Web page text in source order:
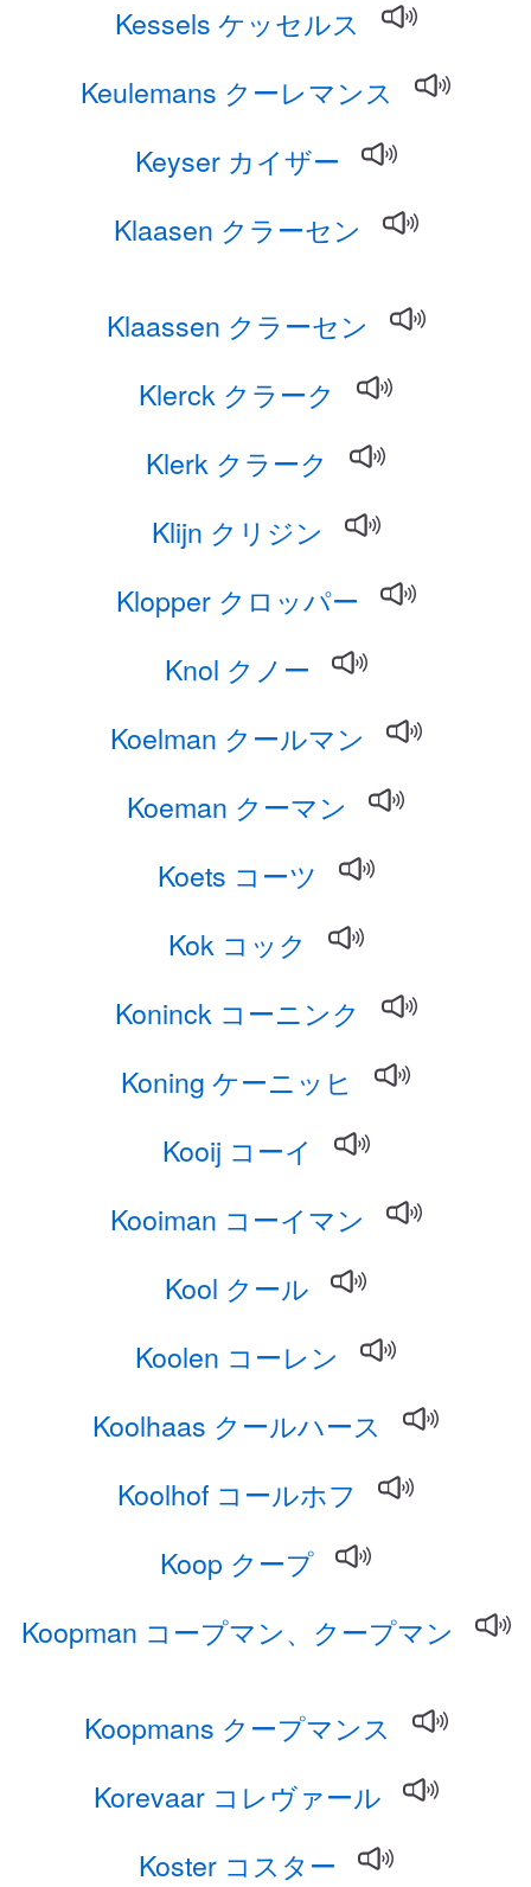
Kessels ケッセルス
Keulemans クーレマンス
Keyser カイザー
Klaasen クラーセン
Klaassen クラーセン
Klerck クラーク
Klerk クラーク
Klijn クリジン
Klopper クロッパー
Knol クノー
Koelman クールマン
Koeman クーマン
Koets コーツ
Kok コック
Koninck コーニンク
Koning ケーニッヒ
Kooij コーイ
Kooiman コーイマン
Kool クール
Koolen コーレン
Koolhaas クールハース
Koolhof コールホフ
Koop クープ
Koopman コープマン、クープマン
Koopmans クープマンス
Korevaar コレヴァール
Koster コスター